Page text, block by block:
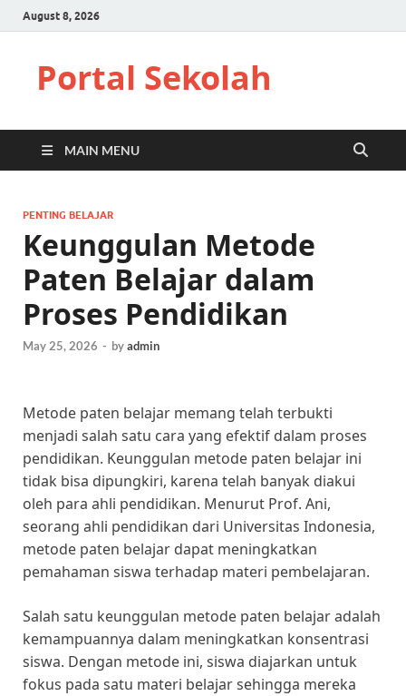
August 8, 2026
Portal Sekolah
MAIN MENU
PENTING BELAJAR
Keunggulan Metode
Paten Belajar dalam
Proses Pendidikan
May 25, 2026 - byadmin
Metode paten belajar memang telah terbukti
menjadi salah satu cara yang efektif dalam proses
pendidikan. Keunggulan metode paten belajar ini
tidak bisa dipungkiri, karena telah banyak diakui
oleh para ahli pendidikan. Menurut Prof. Ani,
seorang ahli pendidikan dari Universitas Indonesia,
metode paten belajar dapat meningkatkan
pemahaman siswa terhadap materi pembelajaran.
Salah satu keunggulan metode paten belajar adalah
kemampuannya dalam meningkatkan konsentrasi
siswa. Dengan metode ini, siswa diajarkan untuk
fokus pada satu materi belajar sehingga mereka